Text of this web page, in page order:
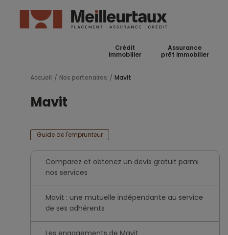
Crédit
immobilier
Assurance
prêt immobilier
Accueil Nos partenaires Mavit
Mavit
Guide de l'emprunteur
Comparez et obtenez un devis gratuit parmi
nos services
Mavit : une mutuelle indépendante au service
de ses adhérents
Les engagements de Mavit